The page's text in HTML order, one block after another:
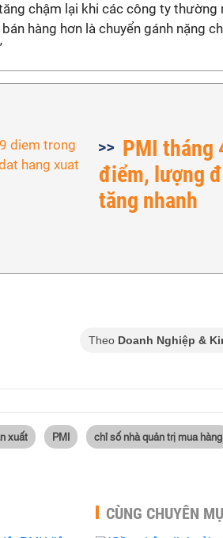
chậm lại khi các công ty thường
hàng hơn là chuyển gánh nặng
PMI tháng
điểm, lượng
tăng nhanh
Theo Doanh Nghiệp &
xuất PMI chỉ số nhà quản trị mua hàng
CÙNG CHUYÊN